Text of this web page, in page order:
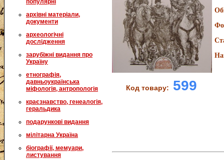
популярні
архівні матеріали,
документи
археологічні
дослідження
зарубіжні видання про
Україну
етнографія,
давньоукраїнська
міфологія, антропологія
краєзнавство, генеалогія,
геральдика
подарункові видання
мілітарна Україна
біографії, мемуари,
листування
Код товару: 599